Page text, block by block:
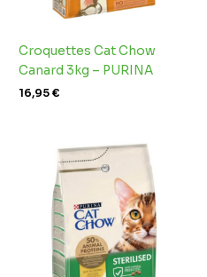
Croquettes Cat Chow
Canard 3kg – PURINA
16,95€